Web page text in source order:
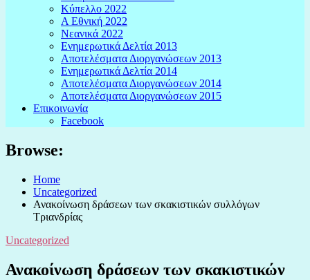
Κύπελλο 2022
Α Εθνική 2022
Νεανικά 2022
Ενημερωτικά Δελτία 2013
Αποτελέσματα Διοργανώσεων 2013
Ενημερωτικά Δελτία 2014
Αποτελέσματα Διοργανώσεων 2014
Αποτελέσματα Διοργανώσεων 2015
Επικοινωνία
Facebook
Browse:
Home
Uncategorized
Ανακοίνωση δράσεων των σκακιστικών συλλόγων
Τριανδρίας
Uncategorized
Ανακοίνωση δράσεων των σκακιστικών